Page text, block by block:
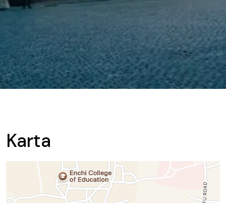
Karta